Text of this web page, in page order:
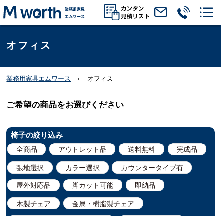
オフィス
業務用家具エムワース オフィス
ご希望の商品をお選びください
椅子の絞り込み
全商品 アウトレット品 送料無料 完成品
張地選択 カラー選択 カウンタータイプ有
屋外対応品 脚カット可能 即納品
木製チェア 金属・樹脂製チェア